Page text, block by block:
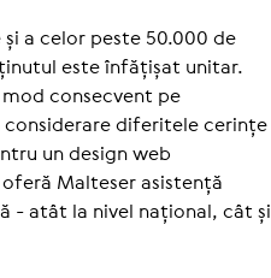
a celor peste 50.000 de
este înfățișat unitar.
consecvent pe
diferitele cerințe
un design web
Malteser asistență
- atât la nivel național, cât și